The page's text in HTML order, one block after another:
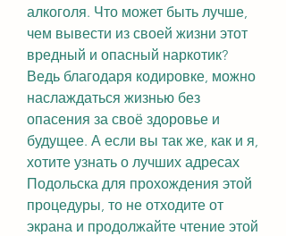
алкоголя. Что может быть лучше,
чем вывести из своей жизни этот
вредный и опасный наркотик?
Ведь благодаря кодировке, можно
наслаждаться жизнью без
опасения за своё здоровье и
будущее. А если вы так же, как и я,
хотите узнать о лучших адресах
Подольска для прохождения этой
процедуры, то не отходите от
экрана и продолжайте чтение этой